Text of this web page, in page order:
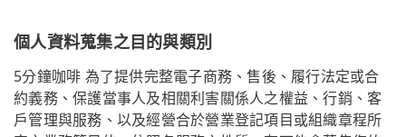
個人資料蒐集之目的與類別
5分鐘咖啡 為了提供完整電子商務、售後、履行法定或合
約義務、保護當事人及相關利害關係人之權益、行銷、客
戶管理與服務、以及經營合於營業登記項目或組織章程所